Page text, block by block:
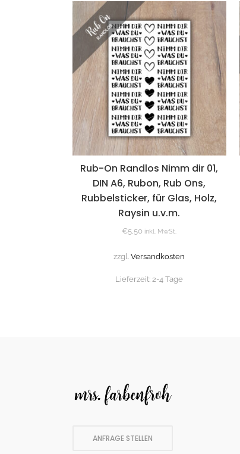
Rub-On Randlos Nimm dir 01,
DIN A6, Rubon, Rub Ons,
Rubbelsticker, für Glas, Holz,
Raysin u.v.m.
€5,50 inkl. MwSt.
zzgl.Versandkosten
Lieferzeit: 2-4 Tage
ANFRAGE STELLEN